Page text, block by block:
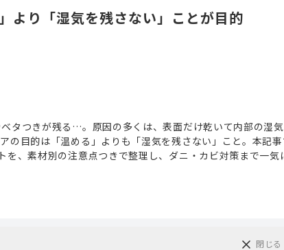
より「湿気を残さない」ことが目的
タつきが残る…。原因の多くは、表面だけ乾いて内部の湿気
の目的は「温める」よりも「湿気を残さない」こと。本記事
を、素材別の注意点つきで整理し、ダニ・カビ対策まで一気
閉じる